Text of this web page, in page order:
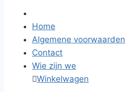
Home
Algemene voorwaarden
Contact
Wie zijn we
Winkelwagen